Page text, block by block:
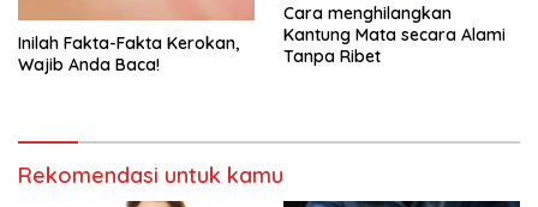
Inilah Fakta-Fakta Kerokan,
Wajib Anda Baca!
Cara menghilangkan
Kantung Mata secara Alami
Tanpa Ribet
Rekomendasi untuk kamu